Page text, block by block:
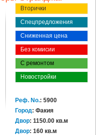
Вторички
Спецпредложения
Сниженная цена
Без комисии
С ремонтом
Новостройки
Реф. No.: 5900
Город: Факия
Двор: 1150.00 кв.м
Двор: 160 кв.м